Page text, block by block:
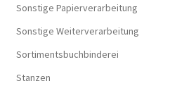
Sonstige Papierverarbeitung
Sonstige Weiterverarbeitung
Sortimentsbuchbinderei
Stanzen